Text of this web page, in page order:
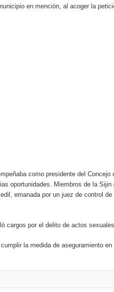
en mención, al acoger la
como presidente del Concejo
oportunidades. Miembros de la Sijin
emanada por un juez de control
cargos por el delito de actos
la medida de aseguramiento